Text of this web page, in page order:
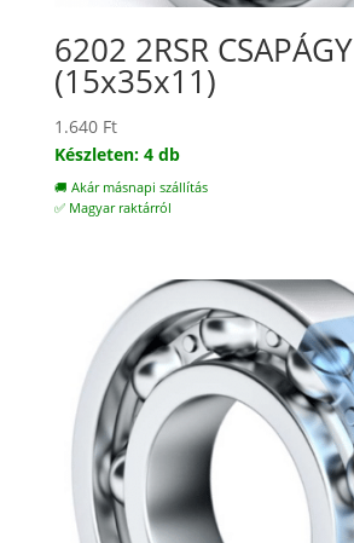
6202 2RSR CSAPÁGY
(15x35x11)
1.640 Ft
Készleten: 4 db
🚚 Akár másnapi szállítás
✅ Magyar raktárról